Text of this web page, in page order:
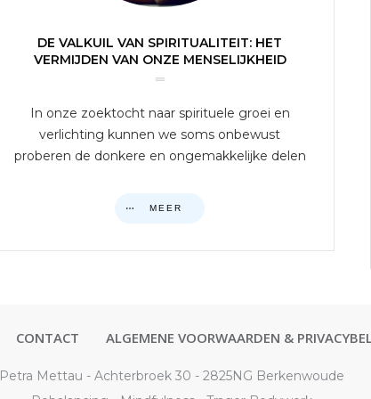
DE VALKUIL VAN SPIRITUALITEIT: HET
VERMIJDEN VAN ONZE MENSELIJKHEID
In onze zoektocht naar spirituele groei en
verlichting kunnen we soms onbewust
proberen de donkere en ongemakkelijke delen
MEER
CONTACT ALGEMENE VOORWAARDEN &
Petra Mettau - Achterbroek 30 - 2825NG Berkenwoude